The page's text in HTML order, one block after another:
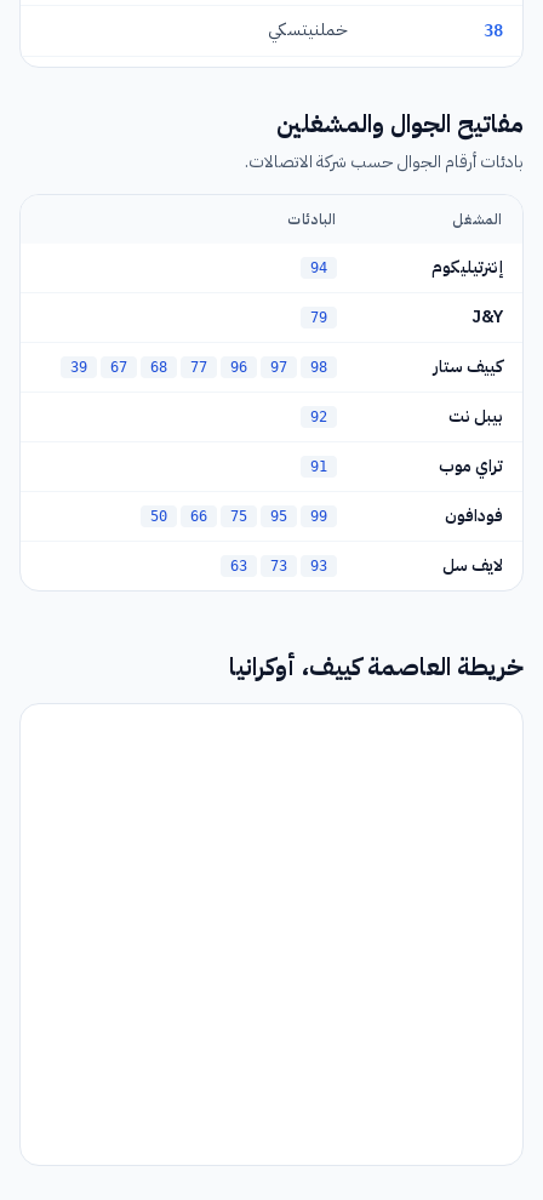
38 خملنيتسكي
43 فينيتسا
كييف
46
54 سومي
مفاتيح الجوال والمشغلين
بادئات أرقام الجوال حسب شركة الاتصالات.
المشغل البادئات
إنترتيليكوم 94
J&Y
79
كييف ستار 39 67 68 77 96 97 98
بيبل نت 92
تراي موب 91
فودافون 50 66 75 95 99
لايف سل 63 73 93
خريطة العاصمة كييف، أوكرانيا